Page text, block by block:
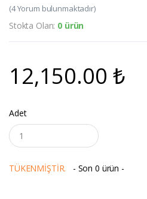
(4 Yorum bulunmaktadır)
Stokta Olan: 0 ürün
12,150.00 ₺
Adet
TÜKENMİŞTİR. - Son 0 ürün -